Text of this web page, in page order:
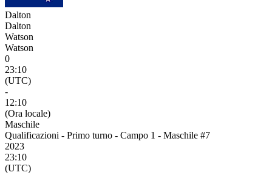
Dalton
Dalton
Watson
Watson
0
23:10
(UTC)
-
12:10
(Ora locale)
Maschile
Qualificazioni - Primo turno - Campo 1 - Maschile #7
2023
23:10
(UTC)